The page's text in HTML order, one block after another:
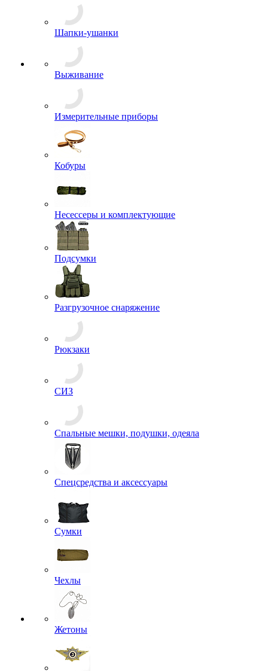
Тельняшки
Футболки
Аксессуары для комфортного ношения обуви
Берцы
Валеши
Сапоги
Сланцы
Средства для защиты и ухода
Туфли, Полуботинки
Балаклавы
Бейсболки
Береты
Кепки
Панамы